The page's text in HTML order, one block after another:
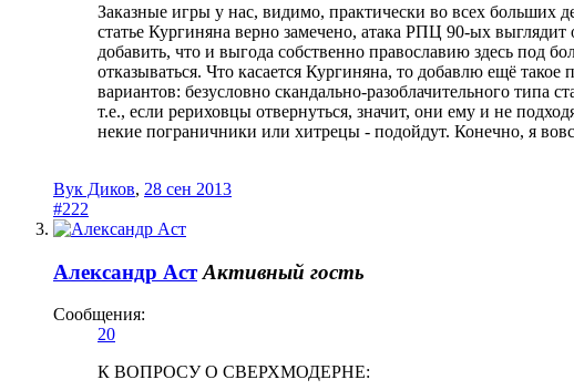
Заказные игры у нас, видимо, практически во всех больших
статье Кургиняна верно замечено, атака РПЦ 90-ых
добавить, что и выгода собственно православию здесь под
отказываться. Что касается Кургиняна, то добавлю ещё
вариантов: безусловно скандально-разоблачительного типа
т.е., если рериховцы отвернуться, значит, они ему и не
некие пограничники или хитрецы - подойдут. Конечно, я
Вук Диков, 28 сен 2013
#222
Александр Аст Активный гость
Сообщения:
20
К ВОПРОСУ О СВЕРХМОДЕРНЕ: